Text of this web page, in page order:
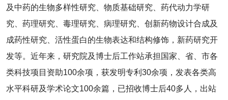
及中药的生物多样性研究、物质基础研究、药代动力学研
究、药理研究、毒理研究、病理研究、创新药物设计合成及
成药性研究、活性蛋白的生物表达和结构修饰，新药研究开
发等。近年来，研究院及博士后工作站承担国家、省、市各
类科技项目资助100余项，获发明专利30余项，发表各类高
水平科研及学术论文100余篇，已招收博士后40多人，出站